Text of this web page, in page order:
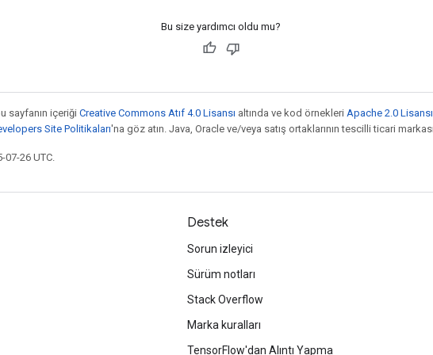
Bu size yardımcı oldu mu?
sayfanın içeriği Creative Commons Atıf 4.0 Lisansı altında ve kod örnekleri Apache 2.0 Lisansı
Site Politikaları'na göz atın. Java, Oracle ve/veya satış ortaklarının tescilli ticari
26 UTC.
Destek
Sorun izleyici
Sürüm notları
Stack Overflow
Marka kuralları
TensorFlow'dan Alıntı Yapma